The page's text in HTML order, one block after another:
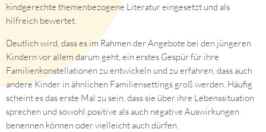
kindgerechte themenbezogene Literatur eingesetzt und als
hilfreich bewertet.
Deutlich wird, dass es im Rahmen der Angebote bei den jüngeren
Kindern vor allem darum geht, ein erstes Gespür für ihre
Familienkonstellationen zu entwickeln und zu erfahren, dass auch
andere Kinder in ähnlichen Familiensettings groß werden. Häufig
scheint es das erste Mal zu sein, dass sie über ihre Lebenssituation
sprechen und sowohl positive als auch negative Auswirkungen
benennen können oder vielleicht auch dürfen.